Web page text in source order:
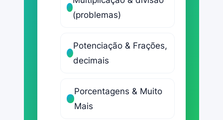
restaram para o agricultor?
A) 720 laranjas
(problemas)
Potenciação & Frações,
decimais
Porcentagens & Muito
Mais